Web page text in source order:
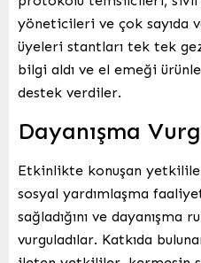
yöneticileri ve çok sayıda
üyeleri stantları tek tek
bilgi aldı ve el emeği
destek verdiler.
Dayanışma
Etkinlikte konuşan
sosyal yardımlaşma
sağladığını ve dayanışma
vurguladılar. Katkıda